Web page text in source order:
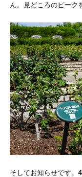
ん。見どころのピーク
そしてお知らせです。